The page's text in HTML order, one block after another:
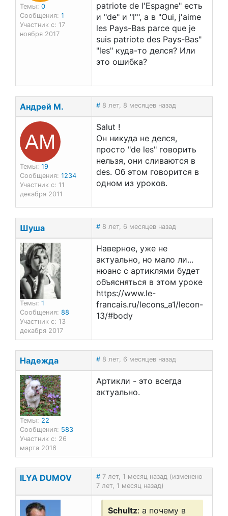
Темы: 0
Сообщения: 1
Участник с: 17
ноября 2017
patriote de l'Espagne" есть
и "de" и "l'", а в "Oui, j'aime
les Pays-Bas parce que je
suis patriote des Pays-Bas"
"les" куда-то делся? Или
это ошибка?
Андрей М. # 8 лет, 8 месяцев назад
АМ
Темы: 19
Сообщения: 1234
Участник с: 11
декабря 2011
Salut !
Он никуда не делся,
просто "de les" говорить
нельзя, они сливаются в
des. Об этом говорится в
одном из уроков.
Шуша # 8 лет, 6 месяцев назад
Темы: 1
Сообщения: 88
Участник с: 13
декабря 2017
Наверное, уже не
актуально, но мало ли...
нюанс с артиклями будет
объясняться в этом уроке
https://www.le-
francais.ru/lecons_a1/lecon-
13/#body
Надежда # 8 лет, 6 месяцев назад
Темы: 22
Сообщения: 583
Участник с: 26
марта 2016
Артикли - это всегда
актуально.
ILYA DUMOV # 7 лет, 1 месяц назад (изменено
7 лет, 1 месяц назад)
Schultz: а почему в